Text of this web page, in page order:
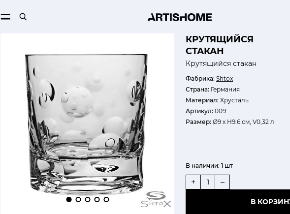
КРУТЯЩИЙСЯ
СТАКАН
Крутящийся стакан
Фабрика: Shtox
Страна: Германия
Материал: Хрусталь
Артикул: 009
Размер: Ø9 х Н9.6 см, V0,32 л
В наличии: 1 шт
+ –
В